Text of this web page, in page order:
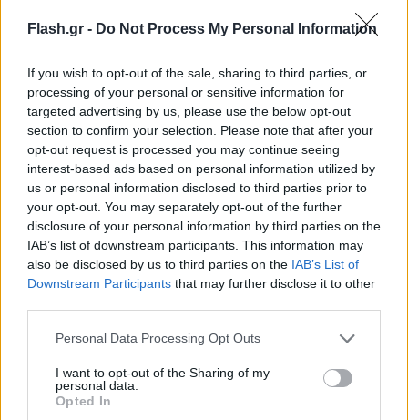
Flash.gr - Do Not Process My Personal Information
If you wish to opt-out of the sale, sharing to third parties, or
processing of your personal or sensitive information for
targeted advertising by us, please use the below opt-out
section to confirm your selection. Please note that after your
opt-out request is processed you may continue seeing
interest-based ads based on personal information utilized by
us or personal information disclosed to third parties prior to
your opt-out. You may separately opt-out of the further
disclosure of your personal information by third parties on the
IAB’s list of downstream participants. This information may
also be disclosed by us to third parties on the IAB’s List of
Downstream Participants that may further disclose it to other
Please note that this website/app uses one or more Google
not limited to your visit or usage behaviour. You may click to
grant or deny consent to Google and its third-party tags to
use your data for below specified purposes in below Google
Personal Data Processing Opt Outs
I want to opt-out of the Sharing of my
personal data.
Opted In
Πονάμε και εμείς μαζί του 😭😭 💔#Navagio
pic.twitter.com/TSjsA0FqR7
— 𝙽𝚊𝚗𝚌𝚢 ☆ (@athanasia_98)October 18, 2023
Η στιγμή της αναγνώρισης της σορού της, ειδικά,
καθήλωσε και "καταχειροκροτήθηκε" και στα social
media αφού πολλοί ήταν εκείνοι που μπήκαν στη